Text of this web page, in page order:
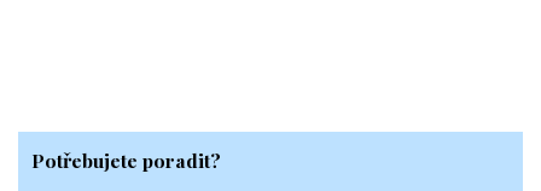
Potřebujete poradit?